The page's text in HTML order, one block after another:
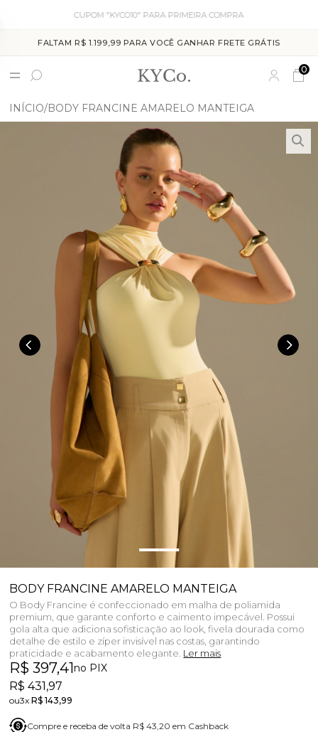
CUPOM "KYCO10" PARA PRIMEIRA COMPRA
FALTAM R$ 1.199,99 PARA VOCÊ GANHAR FRETE GRÁTIS
0
INÍCIO BODY FRANCINE AMARELO MANTEIGA
BODY FRANCINE AMARELO MANTEIGA
O Body Francine é confeccionado em malha de poliamida
premium, que garante conforto e caimento impecável. Possui
gola alta que adiciona sofisticação ao look, fivela dourada como
detalhe de estilo e zíper invisível nas costas, garantindo
praticidade e acabamento elegante. Ler mais
R$ 397,41no PIX
R$ 431,97
3xR$ 143,99
Compre e receba de volta R$ 43,20 em Cashback